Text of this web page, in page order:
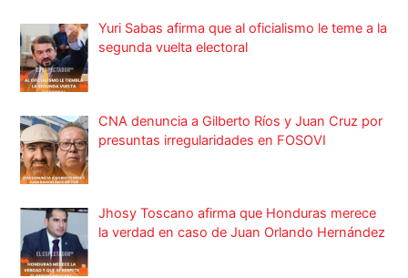
Yuri Sabas afirma que al oficialismo le teme a la
segunda vuelta electoral
CNA denuncia a Gilberto Ríos y Juan Cruz por
presuntas irregularidades en FOSOVI
Jhosy Toscano afirma que Honduras merece
la verdad en caso de Juan Orlando Hernández